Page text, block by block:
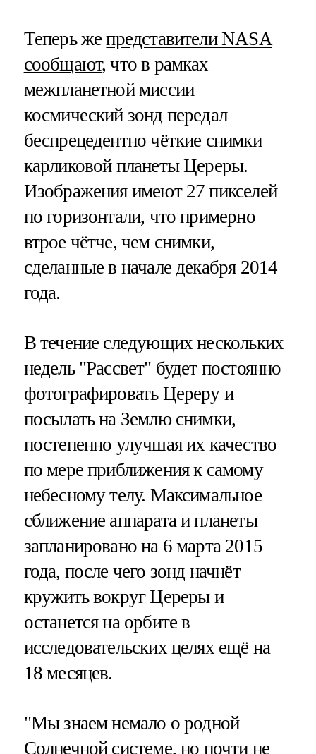
Теперь жепредставители NASA
сообщают, что в рамках
межпланетной миссии
космический зонд передал
беспрецедентно чёткие снимки
карликовой планеты Цереры.
Изображения имеют 27 пикселей
по горизонтали, что примерно
втрое чётче, чем снимки,
сделанные в начале декабря 2014
года.
В течение следующих нескольких
недель "Рассвет" будет постоянно
фотографировать Цереру и
посылать на Землю снимки,
постепенно улучшая их качество
по мере приближения к самому
небесному телу. Максимальное
сближение аппарата и планеты
запланировано на 6 марта 2015
года, после чего зонд начнёт
кружить вокруг Цереры и
останется на орбите в
исследовательских целях ещё на
18 месяцев.
"Мы знаем немало о родной
Солнечной системе, но почти не